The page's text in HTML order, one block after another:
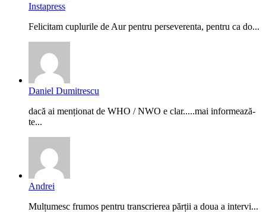
Instapress
Felicitam cuplurile de Aur pentru perseverenta, pentru ca do...
Daniel Dumitrescu
dacă ai menționat de WHO / NWO e clar.....mai informează-
te...
Andrei
Mulțumesc frumos pentru transcrierea părții a doua a intervi...